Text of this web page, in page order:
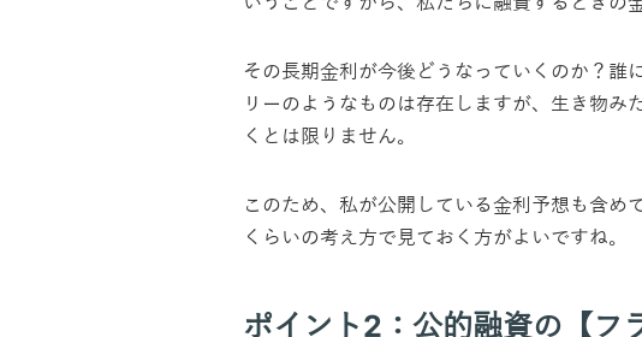
その長期金利が今後どうなっていくのか？誰
リーのようなものは存在しますが、生き物み
くとは限りません。
このため、私が公開している金利予想も含め
くらいの考え方で見ておく方がよいですね。
ポイント2：公的融資の【フ